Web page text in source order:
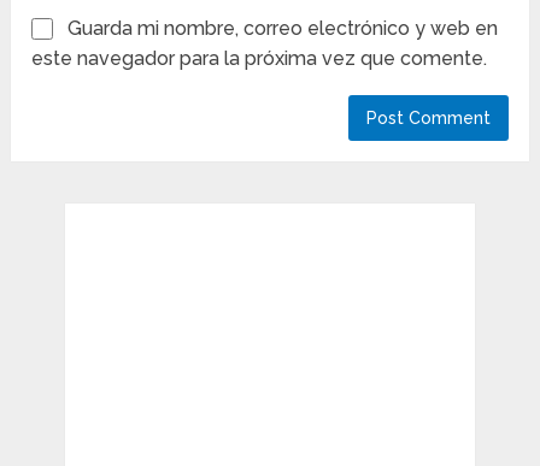
Guarda mi nombre, correo electrónico y web en
este navegador para la próxima vez que comente.